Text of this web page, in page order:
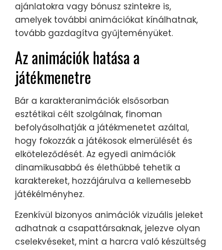
ajánlatokra vagy bónusz szintekre is,
amelyek további animációkat kínálhatnak,
tovább gazdagítva gyűjteményüket.
Az animációk hatása a
játékmenetre
Bár a karakteranimációk elsősorban
esztétikai célt szolgálnak, finoman
befolyásolhatják a játékmenetet azáltal,
hogy fokozzák a játékosok elmerülését és
elköteleződését. Az egyedi animációk
dinamikusabbá és élethűbbé tehetik a
karaktereket, hozzájárulva a kellemesebb
játékélményhez.
Ezenkívül bizonyos animációk vizuális jeleket
adhatnak a csapattársaknak, jelezve olyan
cselekvéseket, mint a harcra való készültség